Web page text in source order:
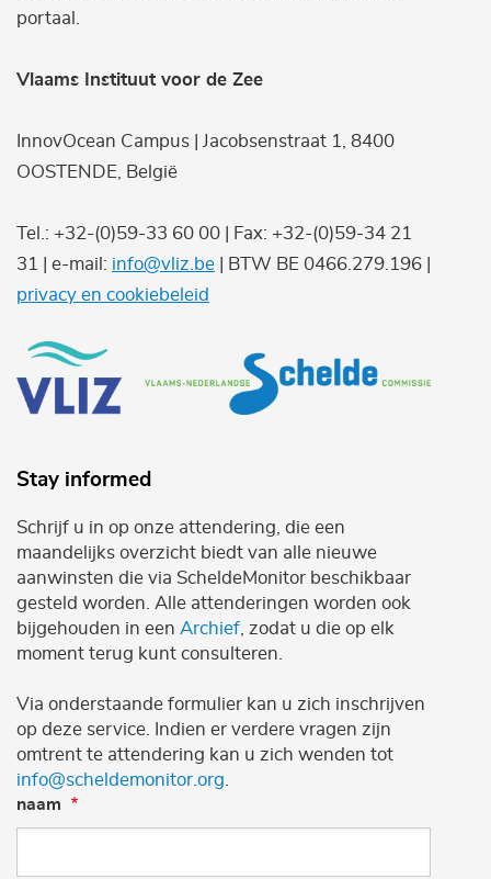
portaal.
Vlaams Instituut voor de Zee
InnovOcean Campus | Jacobsenstraat 1, 8400
OOSTENDE, België
Tel.: +32-(0)59-33 60 00 | Fax: +32-(0)59-34 21
31 | e-mail: info@vliz.be | BTW BE 0466.279.196 |
privacy en cookiebeleid
Stay informed
Schrijf u in op onze attendering, die een
maandelijks overzicht biedt van alle nieuwe
aanwinsten die via ScheldeMonitor beschikbaar
gesteld worden. Alle attenderingen worden ook
bijgehouden in een Archief , zodat u die op elk
moment terug kunt consulteren.
Via onderstaande formulier kan u zich inschrijven
op deze service. Indien er verdere vragen zijn
omtrent te attendering kan u zich wenden tot
info@scheldemonitor.org
naam